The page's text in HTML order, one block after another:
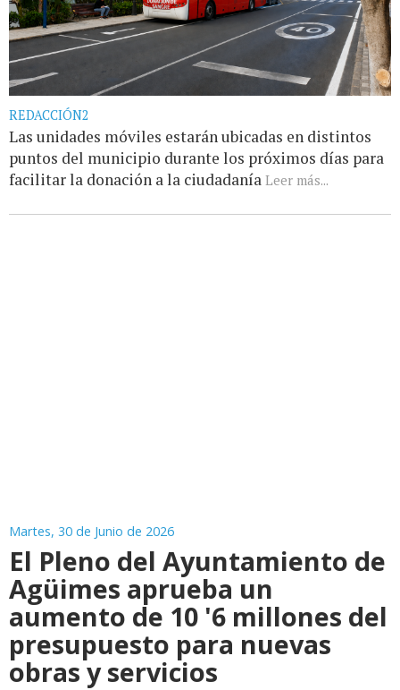
REDACCIÓN2
Las unidades móviles estarán ubicadas en distintos
puntos del municipio durante los próximos días para
facilitar la donación a la ciudadanía Leer más...
Martes, 30 de Junio de 2026
El Pleno del Ayuntamiento de
Agüimes aprueba un
aumento de 10 '6 millones del
presupuesto para nuevas
obras y servicios